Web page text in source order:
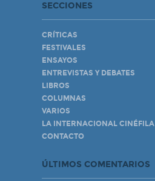
SECCIONES
CRÍTICAS
FESTIVALES
ENSAYOS
ENTREVISTAS Y DEBATES
LIBROS
COLUMNAS
VARIOS
LA INTERNACIONAL CINÉFILA
CONTACTO
ÚLTIMOS COMENTARIOS